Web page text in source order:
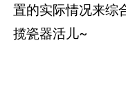
置的实际情况来综
揽瓷器活儿~